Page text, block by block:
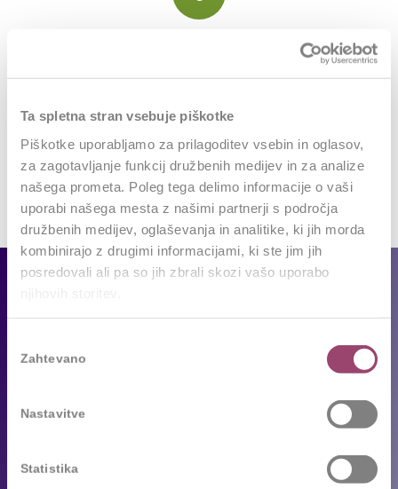
Ta spletna stran vsebuje piškotke
Piškotke uporabljamo za prilagoditev vsebin in oglasov,
za zagotavljanje funkcij družbenih medijev in za analize
našega prometa. Poleg tega delimo informacije o vaši
uporabi našega mesta z našimi partnerji s področja
družbenih medijev, oglaševanja in analitike, ki jih morda
kombinirajo z drugimi informacijami, ki ste jim jih
posredovali ali pa so jih zbrali skozi vašo uporabo
soglasja
Zahtevano
Nastavitve
Statistika
Feel free to contribute!
Za objavo komentarja se morateprijaviti.
Za podjetja
Reference
Za kandidate
Prosta delovna mesta